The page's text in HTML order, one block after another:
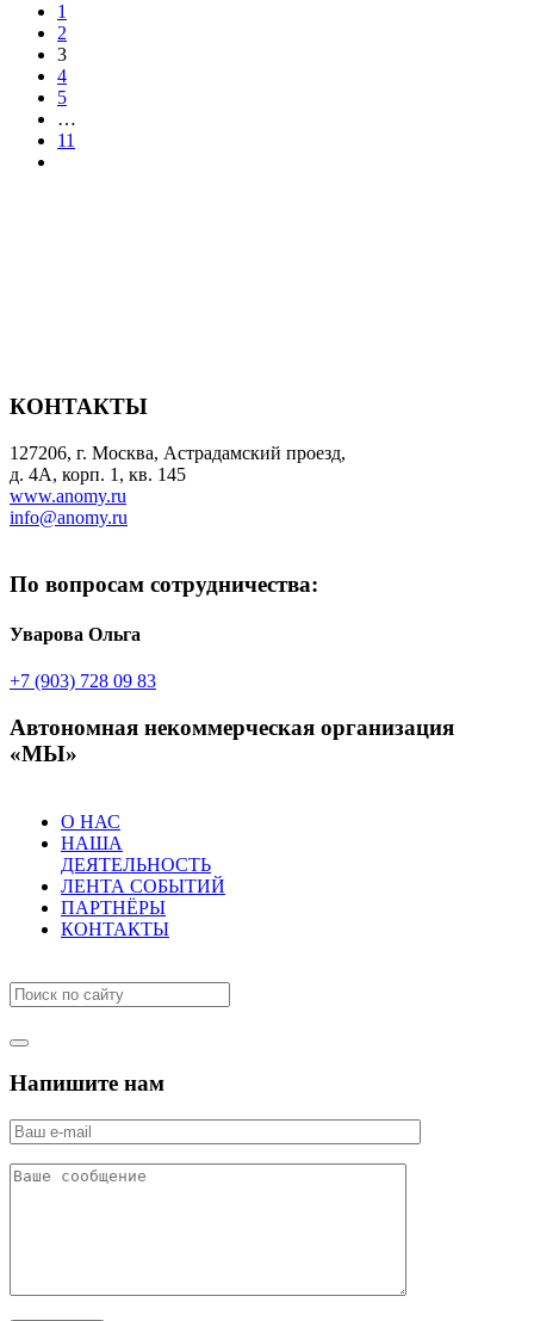
1
2
3
4
5
…
11
КОНТАКТЫ
127206, г. Москва, Астрадамский проезд,
д. 4А, корп. 1, кв. 145
www.anomy.ru
info@anomy.ru
По вопросам сотрудничества:
Уварова Ольга
+7 (903) 728 09 83
Автономная некоммерческая организация
«МЫ»
О НАС
НАША
ДЕЯТЕЛЬНОСТЬ
ЛЕНТА СОБЫТИЙ
ПАРТНЁРЫ
КОНТАКТЫ
Напишите нам